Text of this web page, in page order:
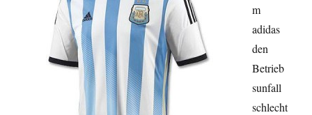
m
adidas
den
Betrieb
sunfall
schlecht